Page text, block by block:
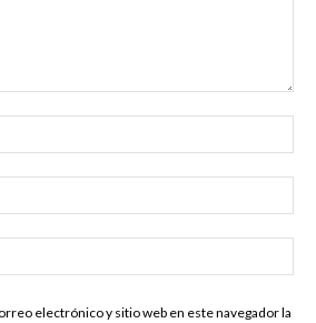
electrónico y sitio web en este navegador la